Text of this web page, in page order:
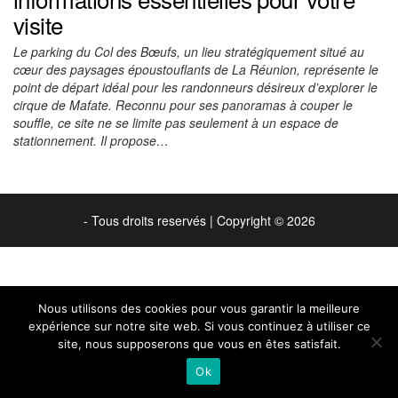
visite
Le parking du Col des Bœufs, un lieu stratégiquement situé au
cœur des paysages époustouflants de La Réunion, représente le
point de départ idéal pour les randonneurs désireux d’explorer le
cirque de Mafate. Reconnu pour ses panoramas à couper le
souffle, ce site ne se limite pas seulement à un espace de
stationnement. Il propose…
- Tous droits reservés | Copyright © 2026
Nous utilisons des cookies pour vous garantir la meilleure
expérience sur notre site web. Si vous continuez à utiliser ce
site, nous supposerons que vous en êtes satisfait.
Ok